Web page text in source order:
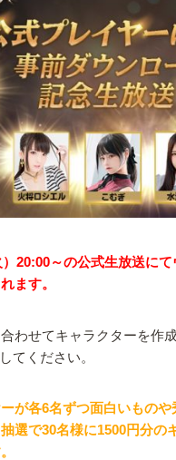
20:00～の公式生放送に
ます。
わせてキャラクターを作
てください。
が各6名ずつ面白いもの
選で30名様に1500円分の